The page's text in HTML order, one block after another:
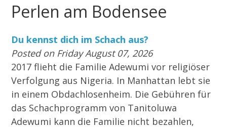
Perlen am Bodensee
Du kennst dich im Schach aus?
Posted on Friday August 07, 2026
2017 flieht die Familie Adewumi vor religiöser
Verfolgung aus Nigeria. In Manhattan lebt sie
in einem Obdachlosenheim. Die Gebühren für
das Schachprogramm von Tanitoluwa
Adewumi kann die Familie nicht bezahlen,